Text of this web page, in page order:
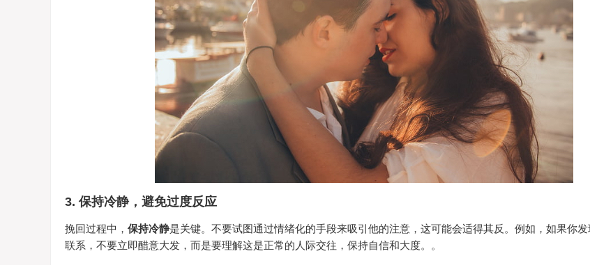
3. 保持冷静，避免过度反应
挽回过程中， 保持冷静是关键。不要试图通过情绪化的手段来吸引他的注意，这可能会适得其反。例如，如果你
联系，不要立即醋意大发，而是要理解这是正常的人际交往，保持自信和大度。。